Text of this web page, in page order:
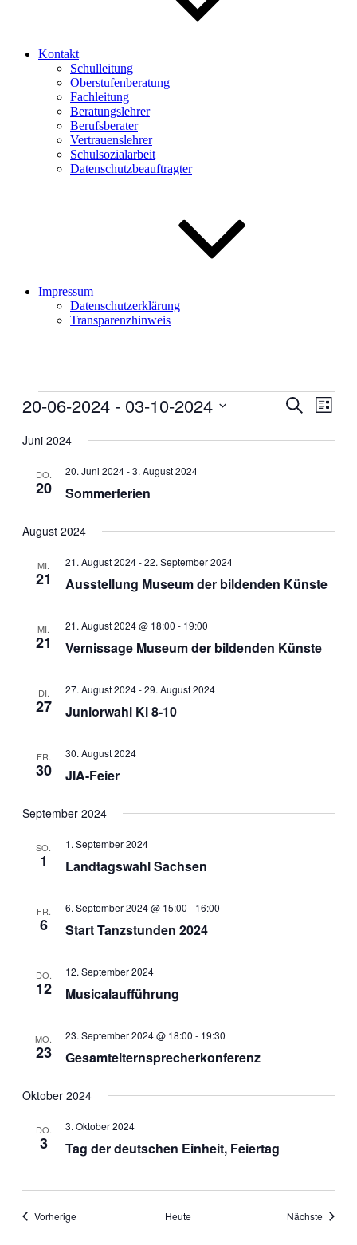
Kontakt
Schulleitung
Oberstufenberatung
Fachleitung
Beratungslehrer
Berufsberater
Vertrauenslehrer
Schulsozialarbeit
Datenschutzbeauftragter
Impressum
Datenschutzerklärung
Transparenzhinweis
Veranstaltungen
und
Suche
Liste
20-06-2024 - 03-10-2024
wählen.
Juni 2024
DO.
20 Sommerferien
20. Juni 2024-3. August 2024
August 2024
MI.
21 Ausstellung Museum der bildenden Künste
21. August 2024-22. September 2024
MI.
21 Vernissage Museum der bildenden Künste
21. August 2024 @ 18:00 - 19:00
DI.
27 Juniorwahl Kl 8-10
27. August 2024-29. August 2024
FR.
30 JIA-Feier
30. August 2024
September 2024
SO.
1 Landtagswahl Sachsen
1. September 2024
FR.
6 Start Tanzstunden 2024
6. September 2024 @ 15:00 - 16:00
DO.
12 Musicalaufführung
12. September 2024
MO.
23 Gesamtelternsprecherkonferenz
23. September 2024 @ 18:00 - 19:30
Oktober 2024
DO.
3 Tag der deutschen Einheit, Feiertag
3. Oktober 2024
VorherigeVeranstaltungen Heute Nächste